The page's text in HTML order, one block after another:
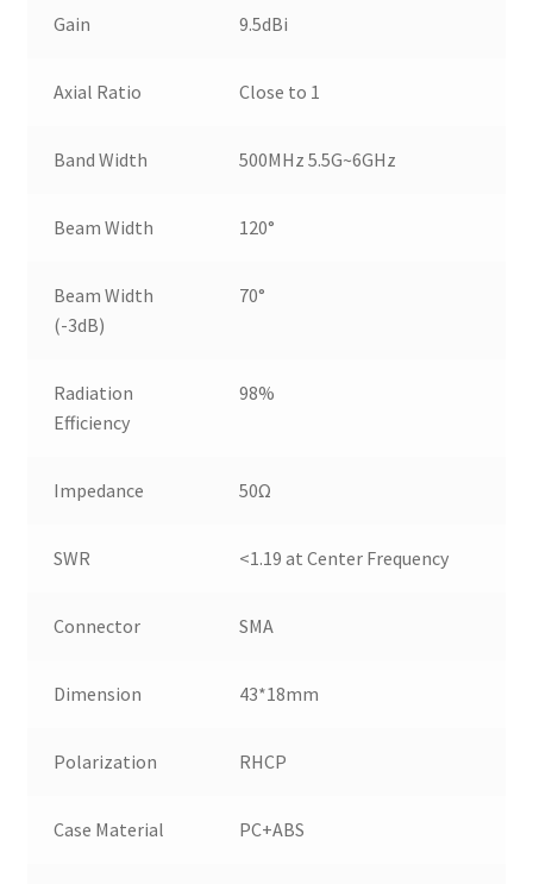
Gain 9.5dBi
Axial Ratio Close to 1
Band Width 500MHz 5.5G~6GHz
Beam Width 120°
Beam Width
(-3dB)
70°
Radiation
Efficiency
98%
Impedance 50Ω
SWR <1.19 at Center Frequency
Connector SMA
Dimension 43*18mm
Polarization RHCP
Case Material PC+ABS